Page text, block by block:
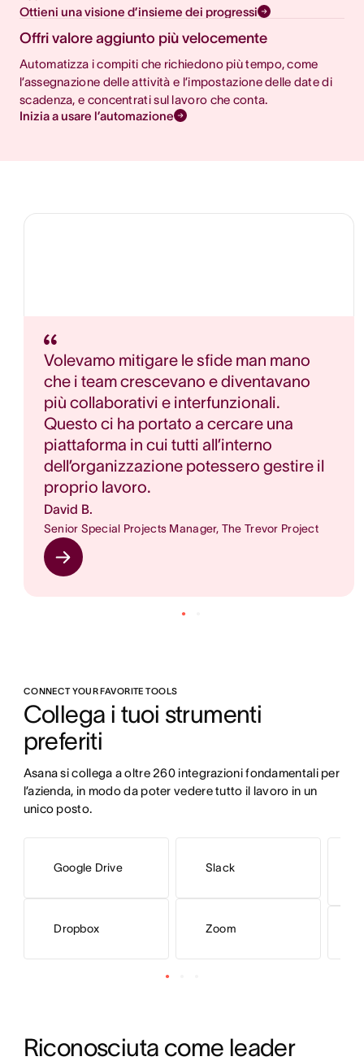
Ottieni una visione d’insieme dei progressi
Offri valore aggiunto più velocemente
Automatizza i compiti che richiedono più tempo, come
l’assegnazione delle attività e l’impostazione delle date di
scadenza, e concentrati sul lavoro che conta.
Inizia a usare l’automazione
Volevamo mitigare le sfide man mano
che i team crescevano e diventavano
più collaborativi e interfunzionali.
Questo ci ha portato a cercare una
piattaforma in cui tutti all’interno
dell’organizzazione potessero gestire il
proprio lavoro.
David B.
Senior Special Projects Manager, The Trevor Project
CONNECT YOUR FAVORITE TOOLS
Collega i tuoi strumenti
preferiti
Asana si collega a oltre 260 integrazioni fondamentali per
l’azienda, in modo da poter vedere tutto il lavoro in un
unico posto.
Google Drive
Dropbox
Slack
Zoom
Riconosciuta come leader